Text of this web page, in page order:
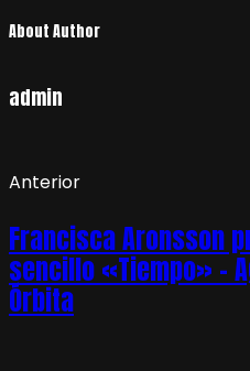
About Author
admin
Anterior
Francisca Aronsson
sencillo «Tiempo» –
Órbita